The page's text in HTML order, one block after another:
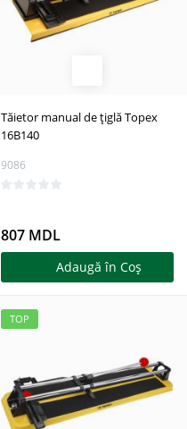
Tăietor manual de țiglă Topex
16B140
9086
807 MDL
Adaugă în Coş
TOP